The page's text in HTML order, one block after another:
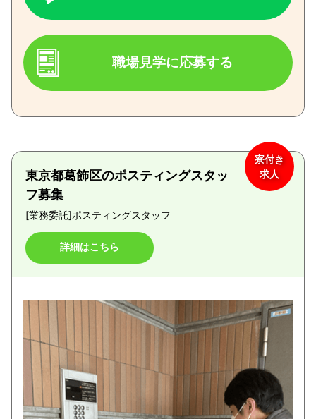
職場見学に応募する
東京都葛飾区のポスティングスタッ
フ募集
[業務委託]ポスティングスタッフ
詳細はこちら
寮付き
求人